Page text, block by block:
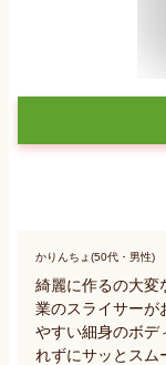
かりんちょ(50代・男性)
綺麗に作るの大変
業のスライサーが
やすい細身のボデ
れずにサッとスム